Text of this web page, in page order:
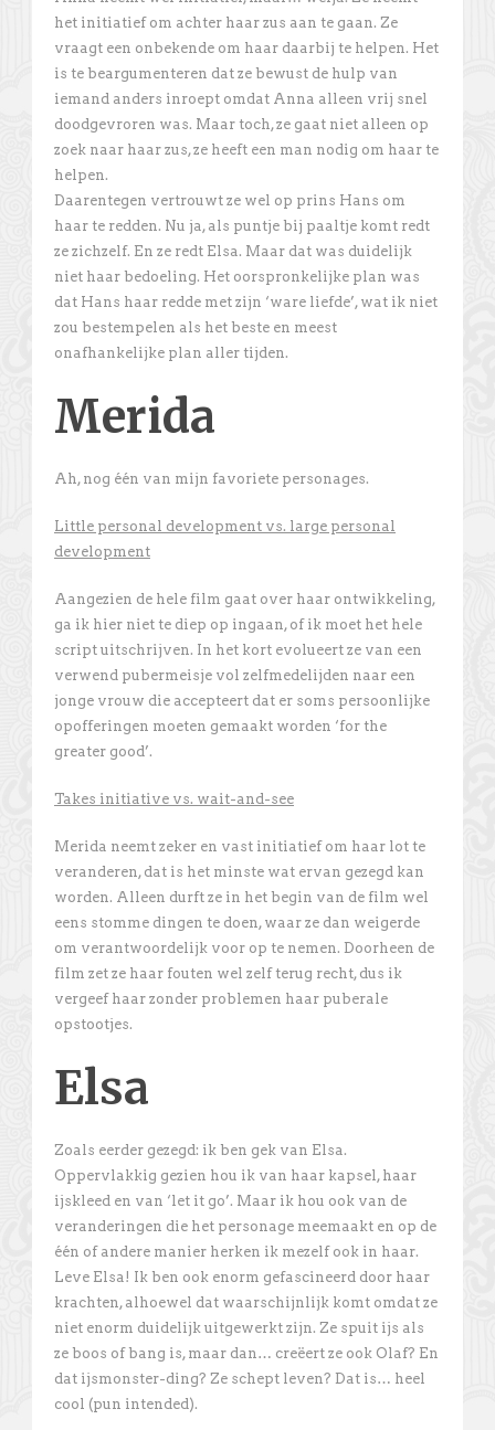
het initiatief om achter haar zus aan te gaan. Ze
vraagt een onbekende om haar daarbij te helpen. Het
is te beargumenteren dat ze bewust de hulp van
iemand anders inroept omdat Anna alleen vrij snel
doodgevroren was. Maar toch, ze gaat niet alleen op
zoek naar haar zus, ze heeft een man nodig om haar te
helpen.
Daarentegen vertrouwt ze wel op prins Hans om
haar te redden. Nu ja, als puntje bij paaltje komt redt
ze zichzelf. En ze redt Elsa. Maar dat was duidelijk
niet haar bedoeling. Het oorspronkelijke plan was
dat Hans haar redde met zijn ‘ware liefde’, wat ik niet
zou bestempelen als het beste en meest
onafhankelijke plan aller tijden.
Merida
Ah, nog één van mijn favoriete personages.
Little personal development vs. large personal
development
Aangezien de hele film gaat over haar ontwikkeling,
ga ik hier niet te diep op ingaan, of ik moet het hele
script uitschrijven. In het kort evolueert ze van een
verwend pubermeisje vol zelfmedelijden naar een
jonge vrouw die accepteert dat er soms persoonlijke
opofferingen moeten gemaakt worden ‘for the
greater good’.
Takes initiative vs. wait-and-see
Merida neemt zeker en vast initiatief om haar lot te
veranderen, dat is het minste wat ervan gezegd kan
worden. Alleen durft ze in het begin van de film wel
eens stomme dingen te doen, waar ze dan weigerde
om verantwoordelijk voor op te nemen. Doorheen de
film zet ze haar fouten wel zelf terug recht, dus ik
vergeef haar zonder problemen haar puberale
opstootjes.
Elsa
Zoals eerder gezegd: ik ben gek van Elsa.
Oppervlakkig gezien hou ik van haar kapsel, haar
ijskleed en van ‘let it go’. Maar ik hou ook van de
veranderingen die het personage meemaakt en op de
één of andere manier herken ik mezelf ook in haar.
Leve Elsa! Ik ben ook enorm gefascineerd door haar
krachten, alhoewel dat waarschijnlijk komt omdat ze
niet enorm duidelijk uitgewerkt zijn. Ze spuit ijs als
ze boos of bang is, maar dan… creëert ze ook Olaf? En
dat ijsmonster-ding? Ze schept leven? Dat is… heel
cool (pun intended).